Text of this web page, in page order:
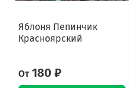
Яблоня Пепинчик
Красноярский
От180 ₽